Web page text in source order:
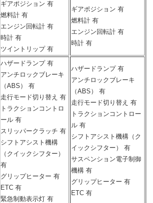
ギアポジション 有
燃料計 有
エンジン回転計 有
時計 有
ツイントリップ 有
ギアポジション 有
燃料計 有
エンジン回転計 有
時計 有
ハザードランプ 有
アンチロックブレーキ
（ABS） 有
走行モード切り替え 有
トラクションコントロ
ール 有
スリッパークラッチ 有
シフトアシスト機構
（クイックシフター）
有
グリップヒーター 有
ETC 有
緊急制動表示灯 有
ハザードランプ 有
アンチロックブレーキ
（ABS） 有
走行モード切り替え 有
トラクションコントロー
ル 有
シフトアシスト機構（ク
イックシフター） 有
サスペンション電子制御
機構 有
グリップヒーター 有
ETC 有